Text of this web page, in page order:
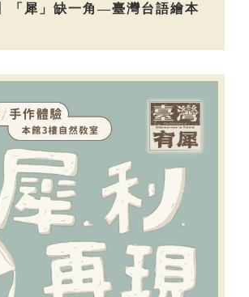
「犀」缺一角—臺灣台語繪本